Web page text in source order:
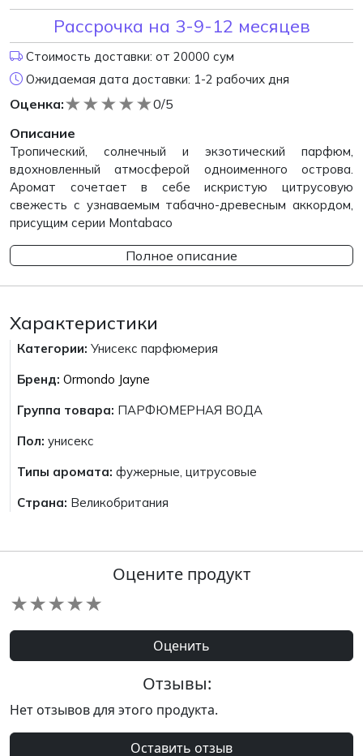
Рассрочка на 3-9-12 месяцев
Стоимость доставки: от 20000 сум
Ожидаемая дата доставки: 1-2 рабочих дня
Оценка: ★
★
★
★
★
0/5
Описание
Тропический, солнечный и экзотический парфюм,
вдохновленный атмосферой одноименного острова.
Аромат сочетает в себе искристую цитрусовую
свежесть с узнаваемым табачно-древесным аккордом,
присущим серии Montabaco
Полное описание
Характеристики
Категории: Унисекс парфюмерия
Бренд: Ormondo Jayne
Группа товара: ПАРФЮМЕРНАЯ ВОДА
Пол: унисекс
Типы аромата: фужерные, цитрусовые
Страна: Великобритания
Оцените продукт
★
★
★
★
★
Оценить
Отзывы:
Нет отзывов для этого продукта.
Оставить отзыв